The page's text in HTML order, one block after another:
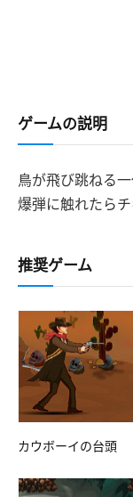
ゲームの説明
鳥が飛び跳ねる一
爆弾に触れたら
推奨ゲーム
カウボーイの台頭